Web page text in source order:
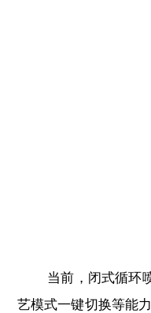
当前，闭式循环喷
艺模式一键切换等能